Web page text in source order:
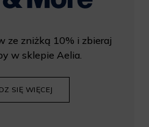
ze zniżką 10% i zbieraj
w sklepie Aelia.
SIĘ WIĘCEJ